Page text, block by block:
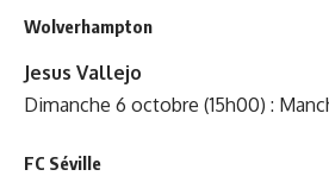
Wolverhampton
Jesus Vallejo
Dimanche 6 octobre (15h00) :
FC Séville